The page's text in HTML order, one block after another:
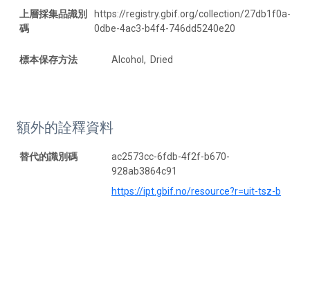
上層採集品識別
碼
https://registry.gbif.org/collection/27db1f0a-
0dbe-4ac3-b4f4-746dd5240e20
標本保存方法 Alcohol, Dried
額外的詮釋資料
替代的識別碼
ac2573cc-6fdb-4f2f-b670-
928ab3864c91
https://ipt.gbif.no/resource?r=uit-tsz-b